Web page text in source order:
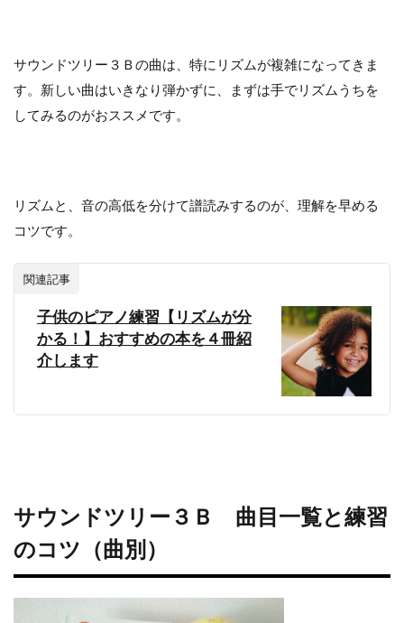
サウンドツリー３Ｂの曲は、特にリズムが複雑になってきま
す。新しい曲はいきなり弾かずに、まずは手でリズムうちを
してみるのがおススメです。
リズムと、音の高低を分けて譜読みするのが、理解を早める
コツです。
関連記事
子供のピアノ練習【リズムが分
かる！】おすすめの本を４冊紹
介します
サウンドツリー３Ｂ 曲目一覧と練習
のコツ（曲別）